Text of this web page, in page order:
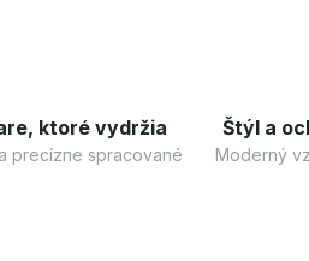
ktoré vydržia
precízne spracované
Štýl a
Moderný